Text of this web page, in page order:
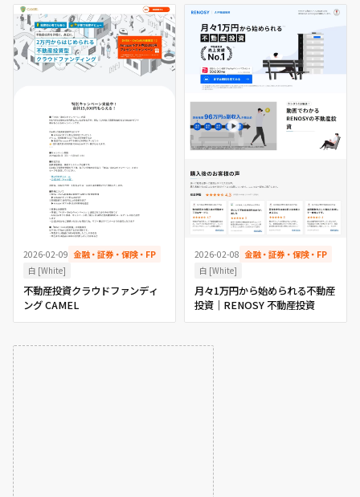
2026-02-09 金融・証券・保険・FP
白 [White]
不動産投資クラウドファンディ
ング CAMEL
2026-02-08 金融・証券・保険・FP
白 [White]
月々1万円から始められる不動産
投資｜RENOSY 不動産投資